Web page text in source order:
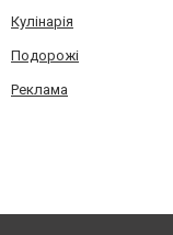
Кулінарія
Подорожі
Реклама